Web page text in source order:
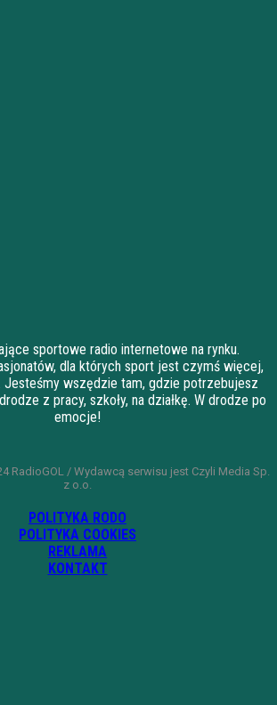
sportowe radio internetowe na rynku.
dla których sport jest czymś więcej,
Jesteśmy wszędzie tam, gdzie potrzebujesz
z pracy, szkoły, na działkę. W drodze po
emocje!
RadioGOL / Wydawcą serwisu jest Czyli Media Sp.
z o.o.
POLITYKA RODO
POLITYKA COOKIES
REKLAMA
KONTAKT